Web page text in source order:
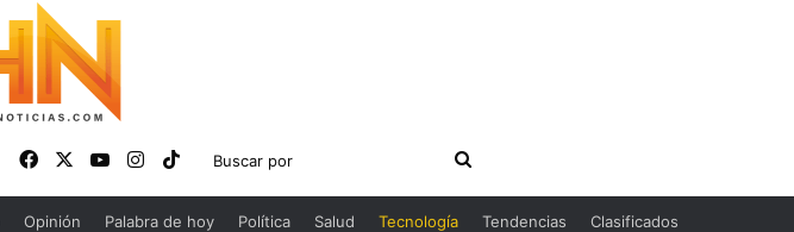
FacebookYouTubeInstagram
TikTok
Buscar
por
Opinión Palabra de hoy Política Salud Tecnología Tendencias Clasificados